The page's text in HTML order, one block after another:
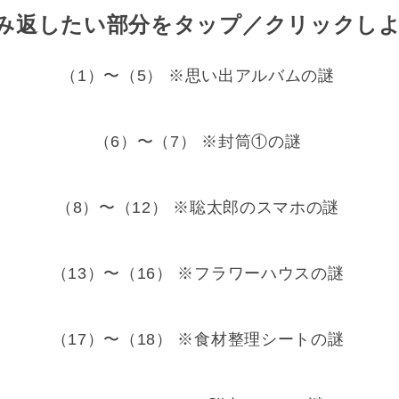
返したい部分をタップ／クリックし
（1）〜（5） ※思い出アルバムの謎
（6）〜（7） ※封筒①の謎
（8）〜（12） ※聡太郎のスマホの謎
（13）〜（16） ※フラワーハウスの謎
（17）〜（18） ※食材整理シートの謎